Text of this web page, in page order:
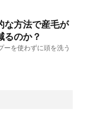
な方法で産毛が
るのか？
ーを使わずに頭を洗う